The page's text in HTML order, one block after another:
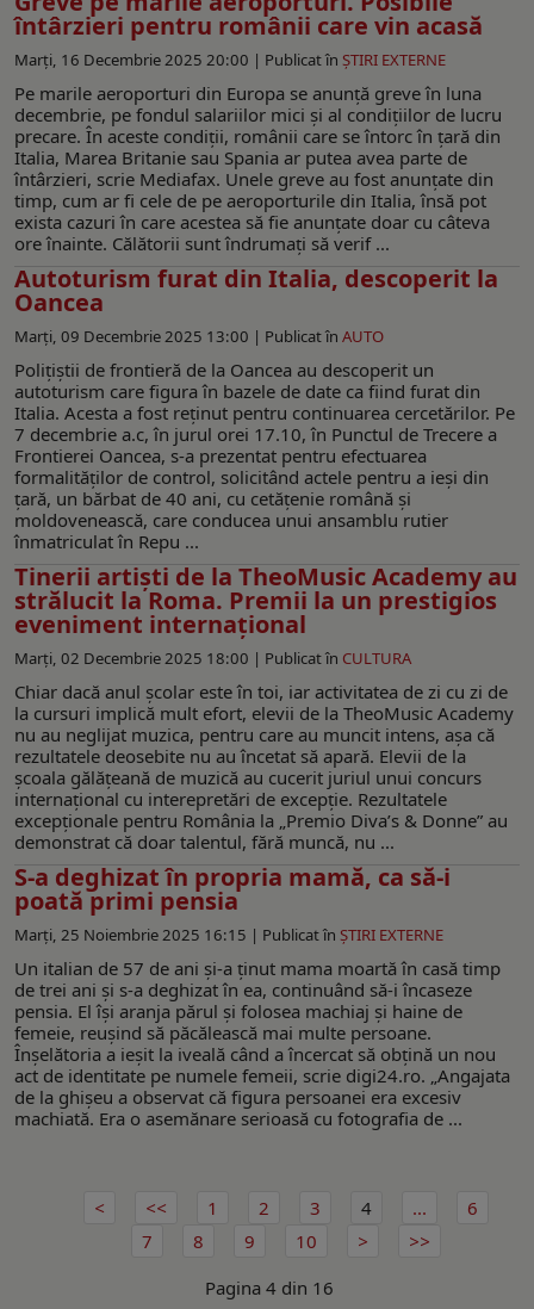
întârzieri pentru românii care vin acasă
Marți, 16 Decembrie 2025 20:00 | Publicat în ŞTIRI EXTERNE
Pe marile aeroporturi din Europa se anunță greve în luna
decembrie, pe fondul salariilor mici și al condițiilor de lucru
precare. În aceste condiții, românii care se întorc în țară din
Italia, Marea Britanie sau Spania ar putea avea parte de
întârzieri, scrie Mediafax. Unele greve au fost anunțate din
timp, cum ar fi cele de pe aeroporturile din Italia, însă pot
exista cazuri în care acestea să fie anunțate doar cu câteva
ore înainte. Călătorii sunt îndrumați să verif ...
Autoturism furat din Italia, descoperit la
Oancea
Marți, 09 Decembrie 2025 13:00 | Publicat în AUTO
Poliţiştii de frontieră de la Oancea au descoperit un
autoturism care figura în bazele de date ca fiind furat din
Italia. Acesta a fost reținut pentru continuarea cercetărilor. Pe
7 decembrie a.c, în jurul orei 17.10, în Punctul de Trecere a
Frontierei Oancea, s-a prezentat pentru efectuarea
formalităţilor de control, solicitând actele pentru a ieși din
ţară, un bărbat de 40 ani, cu cetățenie română și
moldovenească, care conducea unui ansamblu rutier
înmatriculat în Repu ...
Tinerii artiști de la TheoMusic Academy au
strălucit la Roma. Premii la un prestigios
eveniment internaţional
Marți, 02 Decembrie 2025 18:00 | Publicat în CULTURA
Chiar dacă anul școlar este în toi, iar activitatea de zi cu zi de
la cursuri implică mult efort, elevii de la TheoMusic Academy
nu au neglijat muzica, pentru care au muncit intens, așa că
rezultatele deosebite nu au încetat să apară. Elevii de la
școala gălăţeană de muzică au cucerit juriul unui concurs
internaţional cu interepretări de excepție. Rezultatele
excepționale pentru România la „Premio Diva’s & Donne” au
demonstrat că doar talentul, fără muncă, nu ...
S-a deghizat în propria mamă, ca să-i
poată primi pensia
Marți, 25 Noiembrie 2025 16:15 | Publicat în ŞTIRI EXTERNE
Un italian de 57 de ani și-a ținut mama moartă în casă timp
de trei ani și s-a deghizat în ea, continuând să-i încaseze
pensia. El își aranja părul și folosea machiaj și haine de
femeie, reușind să păcălească mai multe persoane.
Înșelătoria a ieșit la iveală când a încercat să obțină un nou
act de identitate pe numele femeii, scrie digi24.ro. „Angajata
de la ghișeu a observat că figura persoanei era excesiv
machiată. Era o asemănare serioasă cu fotografia de ...
1 2 3 4 ...
6
7
8 9
10
Pagina 4 din 16